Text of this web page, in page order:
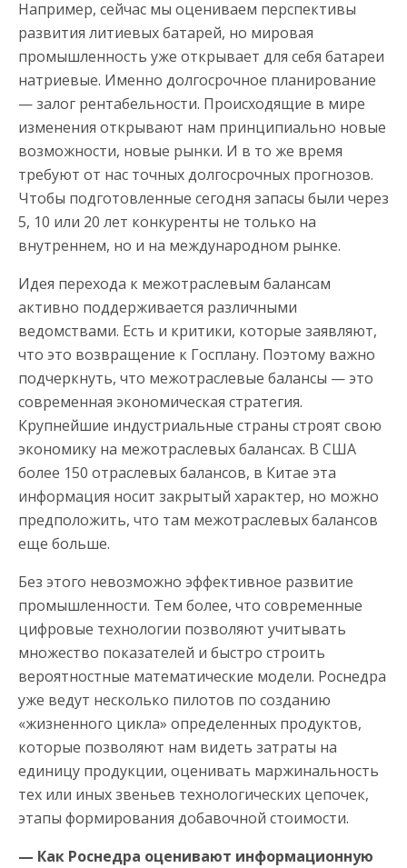
Например, сейчас мы оцениваем перспективы
развития литиевых батарей, но мировая
промышленность уже открывает для себя батареи
натриевые. Именно долгосрочное планирование
— залог рентабельности. Происходящие в мире
изменения открывают нам принципиально новые
возможности, новые рынки. И в то же время
требуют от нас точных долгосрочных прогнозов.
Чтобы подготовленные сегодня запасы были через
5, 10 или 20 лет конкуренты не только на
внутреннем, но и на международном рынке.
Идея перехода к межотраслевым балансам
активно поддерживается различными
ведомствами. Есть и критики, которые заявляют,
что это возвращение к Госплану. Поэтому важно
подчеркнуть, что межотраслевые балансы — это
современная экономическая стратегия.
Крупнейшие индустриальные страны строят свою
экономику на межотраслевых балансах. В США
более 150 отраслевых балансов, в Китае эта
информация носит закрытый характер, но можно
предположить, что там межотраслевых балансов
еще больше.
Без этого невозможно эффективное развитие
промышленности. Тем более, что современные
цифровые технологии позволяют учитывать
множество показателей и быстро строить
вероятностные математические модели. Роснедра
уже ведут несколько пилотов по созданию
«жизненного цикла» определенных продуктов,
которые позволяют нам видеть затраты на
единицу продукции, оценивать маржинальность
тех или иных звеньев технологических цепочек,
этапы формирования добавочной стоимости.
— Как Роснедра оценивают информационную